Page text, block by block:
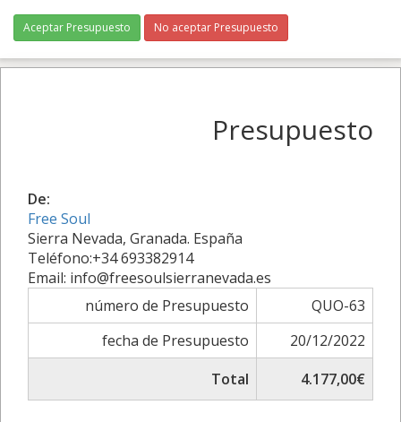
Aceptar Presupuesto No aceptar Presupuesto
Presupuesto
De:
Free Soul
Sierra Nevada, Granada. España
Teléfono:+34 693382914
Email: info@freesoulsierranevada.es
número de Presupuesto
QUO-63
fecha de Presupuesto
20/12/2022
Total
4.177,00€